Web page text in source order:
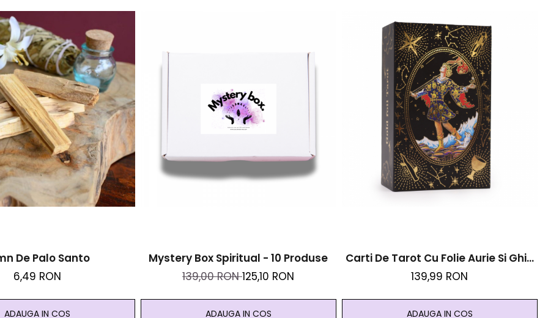
De Palo Santo
6,49 RON
ADAUGA IN COS
Mystery Box Spiritual - 10 Produse
139,00 RON125,10 RON
ADAUGA IN COS
Carti De Tarot Cu Folie Aurie Si Ghid
- Magic
139,99 RON
ADAUGA IN COS